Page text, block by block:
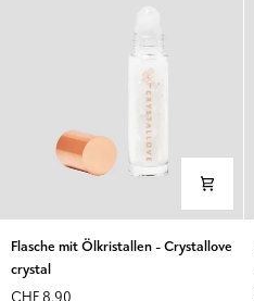
Flasche
Ölkristallen
Flasche mit Ölkristallen - Crystallove
crystal